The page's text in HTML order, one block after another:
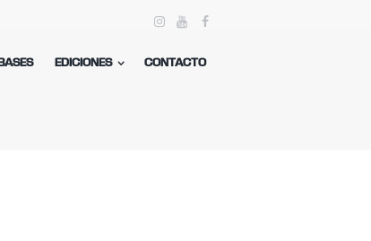
BASES EDICIONES CONTACTO